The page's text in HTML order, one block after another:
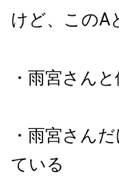
けど、このA
・雨宮さん
・雨宮さん
ている